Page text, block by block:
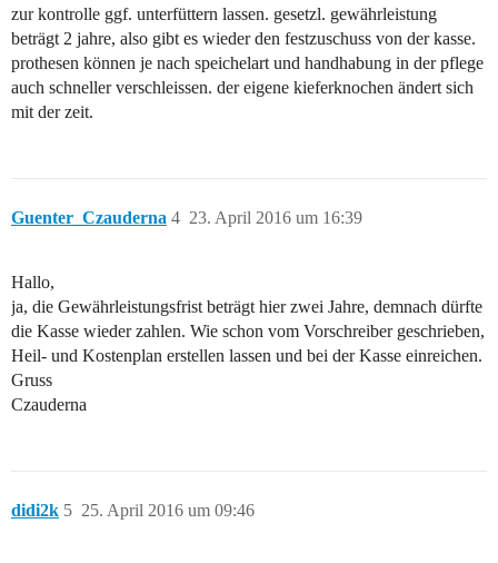
zur kontrolle ggf. unterfüttern lassen. gesetzl. gewährleistung
beträgt 2 jahre, also gibt es wieder den festzuschuss von der kasse.
prothesen können je nach speichelart und handhabung in der pflege
auch schneller verschleissen. der eigene kieferknochen ändert sich
mit der zeit.
Guenter_Czauderna 23. April 2016 um 16:39
4
Hallo,
ja, die Gewährleistungsfrist beträgt hier zwei Jahre, demnach dürfte
die Kasse wieder zahlen. Wie schon vom Vorschreiber geschrieben,
Heil- und Kostenplan erstellen lassen und bei der Kasse einreichen.
Gruss
Czauderna
didi2k 25. April 2016 um 09:46
5